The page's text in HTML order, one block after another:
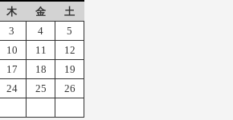
木 金
土
3 4
5
10 11
12
17 18
19
24 25
26